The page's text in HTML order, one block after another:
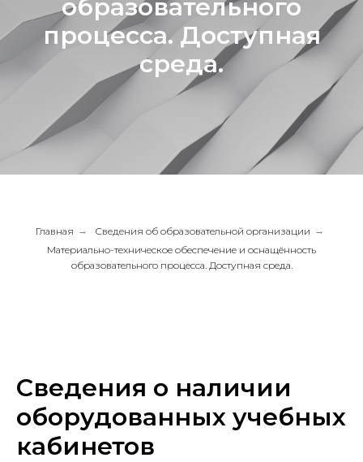
образовательного
процесса. Доступная
среда.
Главная → Сведения об образовательной организации →
Материально-техническое обеспечение и оснащённость
образовательного процесса. Доступная среда.
Сведения о наличии
оборудованных учебных
кабинетов